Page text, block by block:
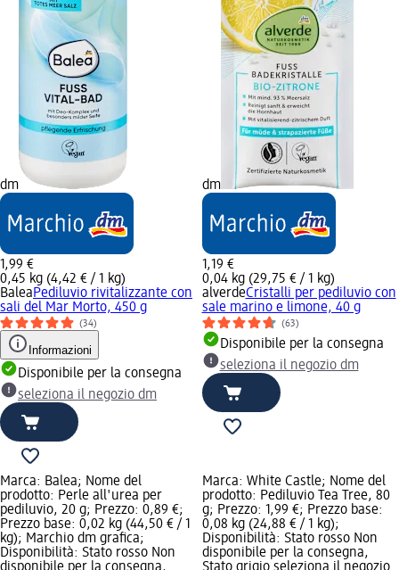
dm
1,99 €
0,45 kg (4,42 € / 1 kg)
BaleaPediluvio rivitalizzante con
sali del Mar Morto, 450 g
(34)
Informazioni
Disponibile per la consegna
seleziona il negozio dm
dm
1,19 €
0,04 kg (29,75 € / 1 kg)
alverdeCristalli per pediluvio con
sale marino e limone, 40 g
(63)
Disponibile per la consegna
seleziona il negozio dm
Marca: Balea; Nome del
prodotto: Perle all'urea per
pediluvio, 20 g; Prezzo: 0,89 €;
Prezzo base: 0,02 kg (44,50 € / 1
kg); Marchio dm grafica;
Disponibilità: Stato rosso Non
Marca: White Castle; Nome del
prodotto: Pediluvio Tea Tree, 80
g; Prezzo: 1,99 €; Prezzo base:
0,08 kg (24,88 € / 1 kg);
Disponibilità: Stato rosso Non
disponibile per la consegna,